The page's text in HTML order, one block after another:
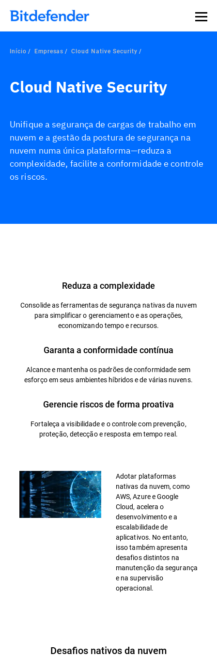
Início Empresas Cloud Native Security
Cloud Native Security
Unifique a segurança de cargas de trabalho em
nuvem e a gestão da postura de segurança na
nuvem numa única plataforma—reduza a
complexidade, facilite a conformidade e controle
os riscos.
Reduza a complexidade
Consolide as ferramentas de segurança nativas da nuvem
para simplificar o gerenciamento e as operações,
economizando tempo e recursos.
Garanta a conformidade contínua
Alcance e mantenha os padrões de conformidade sem
esforço em seus ambientes híbridos e de várias nuvens.
Gerencie riscos de forma proativa
Fortaleça a visibilidade e o controle com prevenção,
proteção, detecção e resposta em tempo real.
Adotar plataformas
nativas da nuvem, como
AWS, Azure e Google
Cloud, acelera o
desenvolvimento e a
escalabilidade de
aplicativos. No entanto,
isso também apresenta
desafios distintos na
manutenção da segurança
e na supervisão
operacional.
Desafios nativos da nuvem